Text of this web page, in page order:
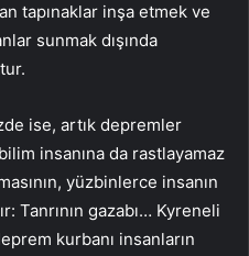
tapınaklar inşa etmek ve
sunmak dışında
ise, artık depremler
insanına da rastlayamaz
yüzbinlerce insanın
Tanrının gazabı… Kyreneli
kurbanı insanların